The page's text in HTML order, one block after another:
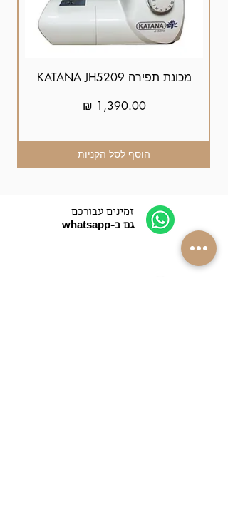
מכונת תפירה KATANA JH5209
מחיר‏1,390.00 ‏₪
הוסף לסל הקניות
זמינים עבורכם
גם ב-whatsapp